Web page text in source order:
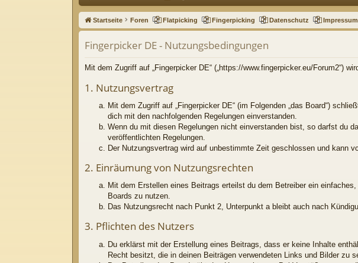
ne
llz
ug
riff
Startseite Foren Flatpicking Fingerpicking Datenschutz Impressum
Fingerpicker DE - Nutzungsbedingungen
Mit dem Zugriff auf „Fingerpicker DE“ („https://www.fingerpicker.eu/Forum2“)
1. Nutzungsvertrag
Mit dem Zugriff auf „Fingerpicker DE“ (im Folgenden „das Board“)
dich mit den nachfolgenden Regelungen einverstanden.
Wenn du mit diesen Regelungen nicht einverstanden bist, so darfst du
veröffentlichten Regelungen.
Der Nutzungsvertrag wird auf unbestimmte Zeit geschlossen und kann
2. Einräumung von Nutzungsrechten
Mit dem Erstellen eines Beitrags erteilst du dem Betreiber ein
Boards zu nutzen.
Das Nutzungsrecht nach Punkt 2, Unterpunkt a bleibt auch nach
3. Pflichten des Nutzers
Du erklärst mit der Erstellung eines Beitrags, dass er keine Inhalte
Recht besitzt, die in deinen Beiträgen verwendeten Links und Bilder zu